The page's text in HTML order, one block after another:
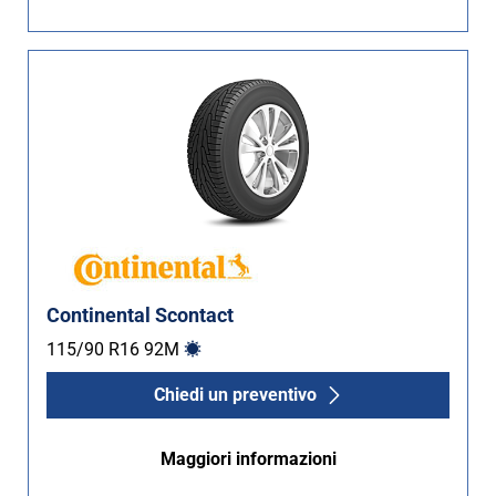
Non Run flat (2)
Continental Scontact
115/90 R16 92M
Chiedi un preventivo
Maggiori informazioni